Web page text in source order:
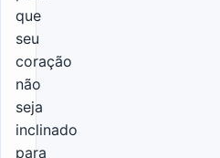
que
seu
coração
não
seja
inclinado
para